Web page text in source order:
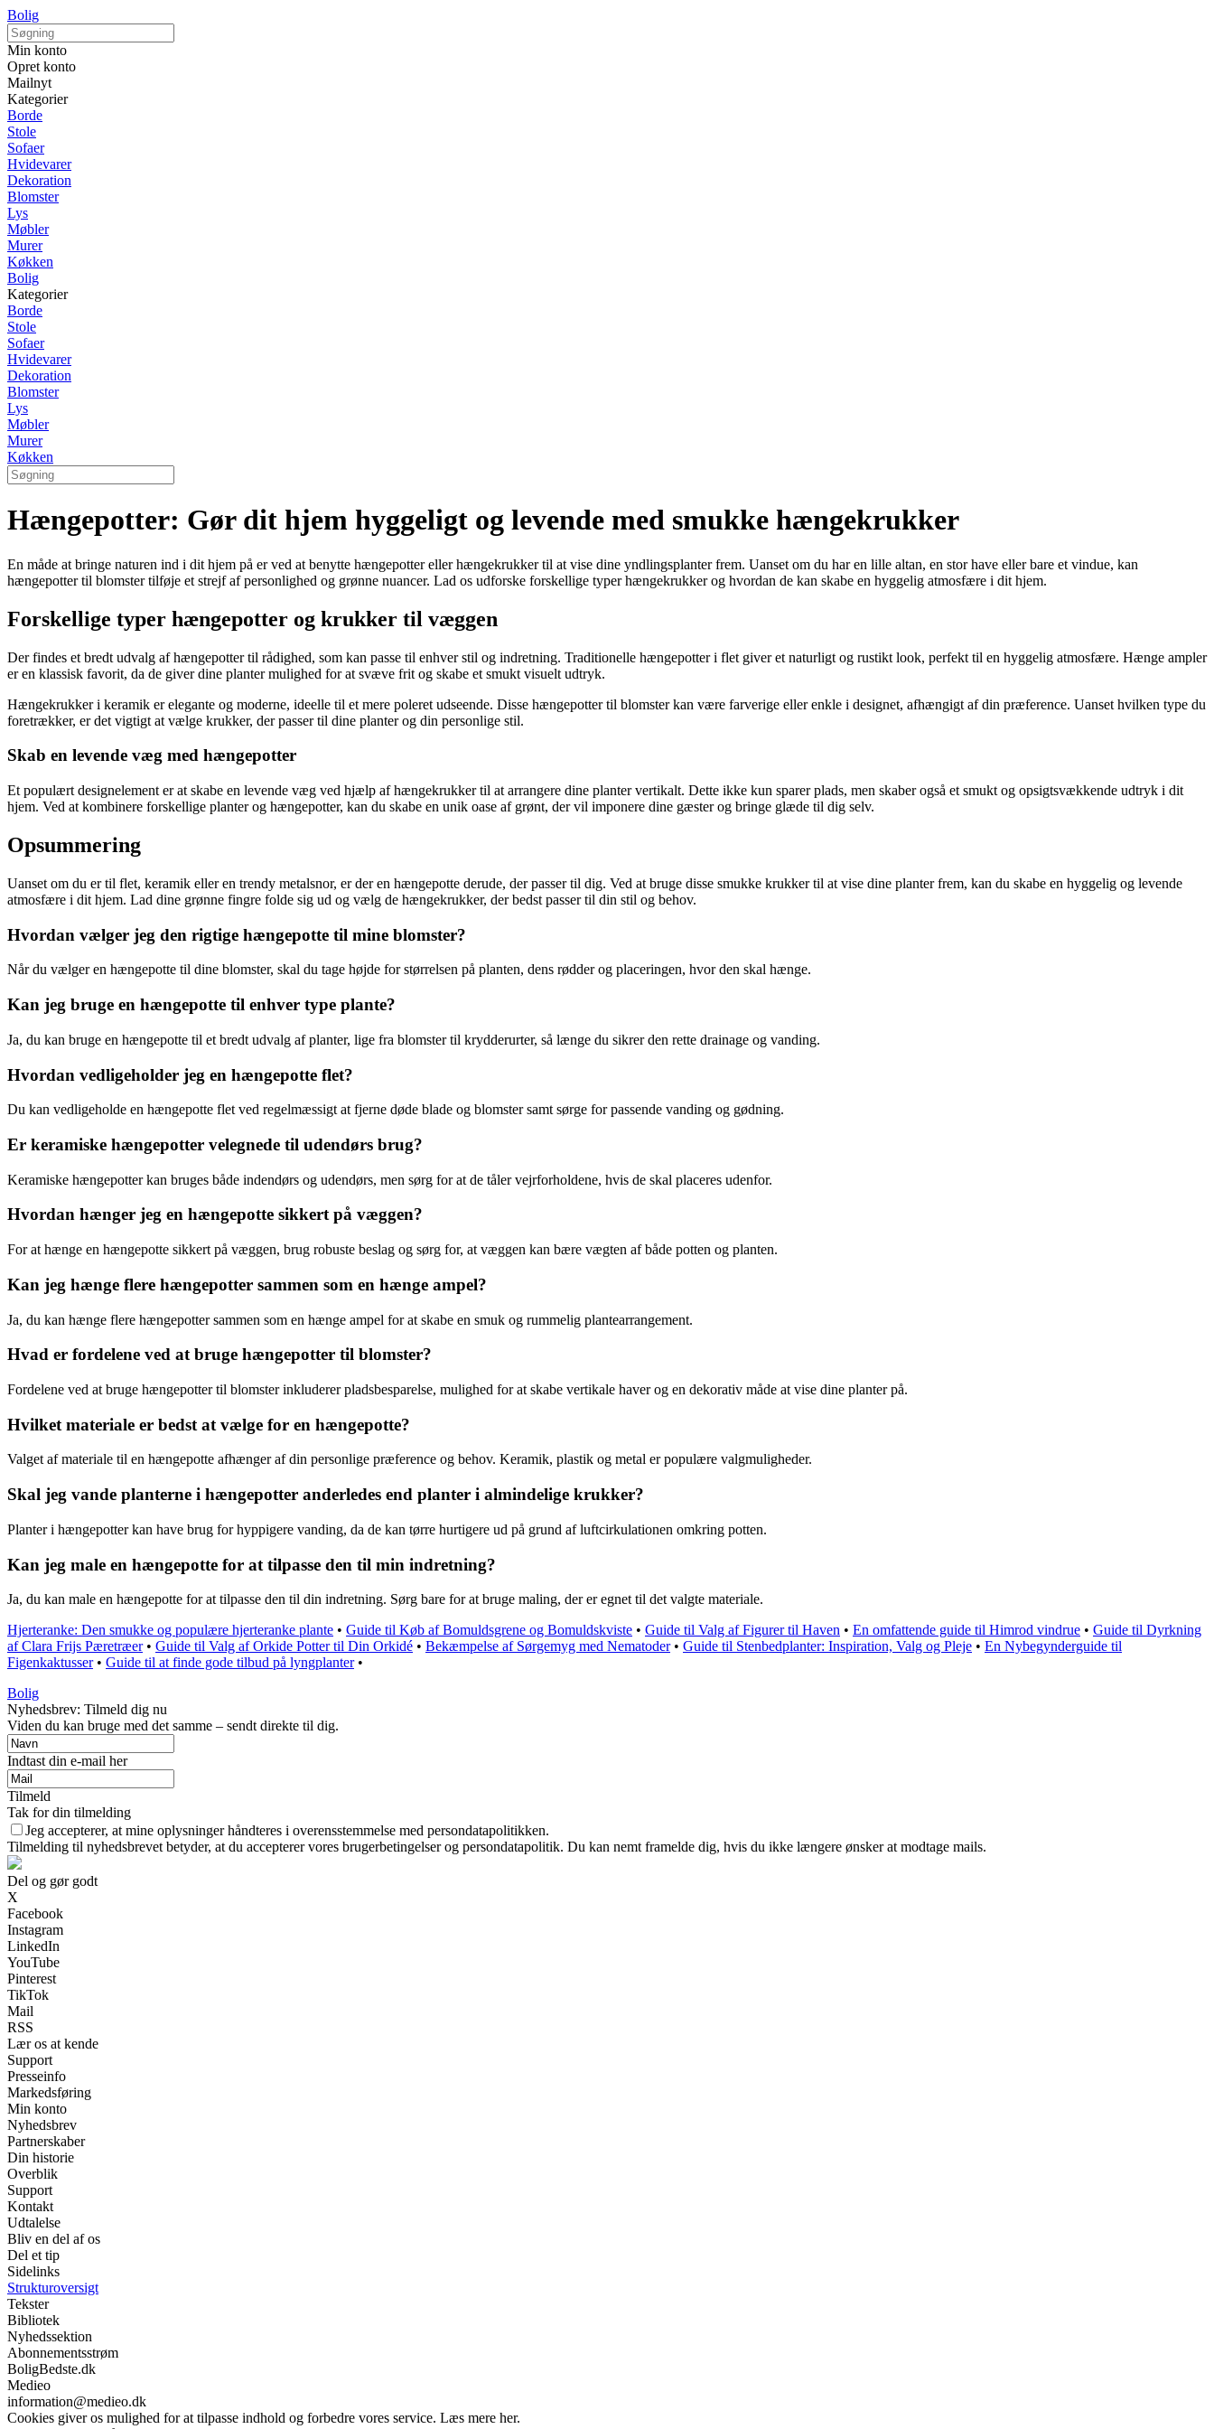
Bolig
Min konto
Opret konto
Mailnyt
Kategorier
Borde
Stole
Sofaer
Hvidevarer
Dekoration
Blomster
Lys
Møbler
Murer
Køkken
Bolig
Kategorier
Borde
Stole
Sofaer
Hvidevarer
Dekoration
Blomster
Lys
Møbler
Murer
Køkken
Hængepotter: Gør dit hjem hyggeligt og levende med smukke hængekrukker
En måde at bringe naturen ind i dit hjem på er ved at benytte hængepotter eller hængekrukker til at vise dine yndlingsplanter frem. Uanset om du har en lille altan, en stor have eller bare et vindue, kan
hængepotter til blomster tilføje et strejf af personlighed og grønne nuancer. Lad os udforske forskellige typer hængekrukker og hvordan de kan skabe en hyggelig atmosfære i dit hjem.
Forskellige typer hængepotter og krukker til væggen
Der findes et bredt udvalg af hængepotter til rådighed, som kan passe til enhver stil og indretning. Traditionelle hængepotter i flet giver et naturligt og rustikt look, perfekt til en hyggelig atmosfære. Hænge ampler
er en klassisk favorit, da de giver dine planter mulighed for at svæve frit og skabe et smukt visuelt udtryk.
Hængekrukker i keramik er elegante og moderne, ideelle til et mere poleret udseende. Disse hængepotter til blomster kan være farverige eller enkle i designet, afhængigt af din præference. Uanset hvilken type du
foretrækker, er det vigtigt at vælge krukker, der passer til dine planter og din personlige stil.
Skab en levende væg med hængepotter
Et populært designelement er at skabe en levende væg ved hjælp af hængekrukker til at arrangere dine planter vertikalt. Dette ikke kun sparer plads, men skaber også et smukt og opsigtsvækkende udtryk i dit
hjem. Ved at kombinere forskellige planter og hængepotter, kan du skabe en unik oase af grønt, der vil imponere dine gæster og bringe glæde til dig selv.
Opsummering
Uanset om du er til flet, keramik eller en trendy metalsnor, er der en hængepotte derude, der passer til dig. Ved at bruge disse smukke krukker til at vise dine planter frem, kan du skabe en hyggelig og levende
atmosfære i dit hjem. Lad dine grønne fingre folde sig ud og vælg de hængekrukker, der bedst passer til din stil og behov.
Hvordan vælger jeg den rigtige hængepotte til mine blomster?
Når du vælger en hængepotte til dine blomster, skal du tage højde for størrelsen på planten, dens rødder og placeringen, hvor den skal hænge.
Kan jeg bruge en hængepotte til enhver type plante?
Ja, du kan bruge en hængepotte til et bredt udvalg af planter, lige fra blomster til krydderurter, så længe du sikrer den rette drainage og vanding.
Hvordan vedligeholder jeg en hængepotte flet?
Du kan vedligeholde en hængepotte flet ved regelmæssigt at fjerne døde blade og blomster samt sørge for passende vanding og gødning.
Er keramiske hængepotter velegnede til udendørs brug?
Keramiske hængepotter kan bruges både indendørs og udendørs, men sørg for at de tåler vejrforholdene, hvis de skal placeres udenfor.
Hvordan hænger jeg en hængepotte sikkert på væggen?
For at hænge en hængepotte sikkert på væggen, brug robuste beslag og sørg for, at væggen kan bære vægten af både potten og planten.
Kan jeg hænge flere hængepotter sammen som en hænge ampel?
Ja, du kan hænge flere hængepotter sammen som en hænge ampel for at skabe en smuk og rummelig plantearrangement.
Hvad er fordelene ved at bruge hængepotter til blomster?
Fordelene ved at bruge hængepotter til blomster inkluderer pladsbesparelse, mulighed for at skabe vertikale haver og en dekorativ måde at vise dine planter på.
Hvilket materiale er bedst at vælge for en hængepotte?
Valget af materiale til en hængepotte afhænger af din personlige præference og behov. Keramik, plastik og metal er populære valgmuligheder.
Skal jeg vande planterne i hængepotter anderledes end planter i almindelige krukker?
Planter i hængepotter kan have brug for hyppigere vanding, da de kan tørre hurtigere ud på grund af luftcirkulationen omkring potten.
Kan jeg male en hængepotte for at tilpasse den til min indretning?
Ja, du kan male en hængepotte for at tilpasse den til din indretning. Sørg bare for at bruge maling, der er egnet til det valgte materiale.
Hjerteranke: Den smukke og populære hjerteranke plante • Guide til Køb af Bomuldsgrene og Bomuldskviste • Guide til Valg af Figurer til Haven • En omfattende guide til Himrod vindrue • Guide til Dyrkning
af Clara Frijs Pæretræer• Guide til Valg af Orkide Potter til Din Orkidé • Bekæmpelse af Sørgemyg med Nematoder• Guide til Stenbedplanter: Inspiration, Valg og Pleje • En Nybegynderguide til
Figenkaktusser• Guide til at finde gode tilbud på lyngplanter•
Bolig
Nyhedsbrev: Tilmeld dig nu
Viden du kan bruge med det samme – sendt direkte til dig.
Indtast din e-mail her
Tilmeld
Tak for din tilmelding
Jeg accepterer, at mine oplysninger håndteres i overensstemmelse med persondatapolitikken.
Tilmelding til nyhedsbrevet betyder, at du accepterer vores brugerbetingelser og persondatapolitik. Du kan nemt framelde dig, hvis du ikke længere ønsker at modtage mails.
Del og gør godt
X
Facebook
Instagram
LinkedIn
YouTube
Pinterest
TikTok
Mail
RSS
Lær os at kende
Support
Presseinfo
Markedsføring
Min konto
Nyhedsbrev
Partnerskaber
Din historie
Overblik
Support
Kontakt
Udtalelse
Bliv en del af os
Del et tip
Sidelinks
Strukturoversigt
Tekster
Bibliotek
Nyhedssektion
Abonnementsstrøm
BoligBedste.dk
Medieo
information@medieo.dk
Cookies giver os mulighed for at tilpasse indhold og forbedre vores service. Læs mere her.